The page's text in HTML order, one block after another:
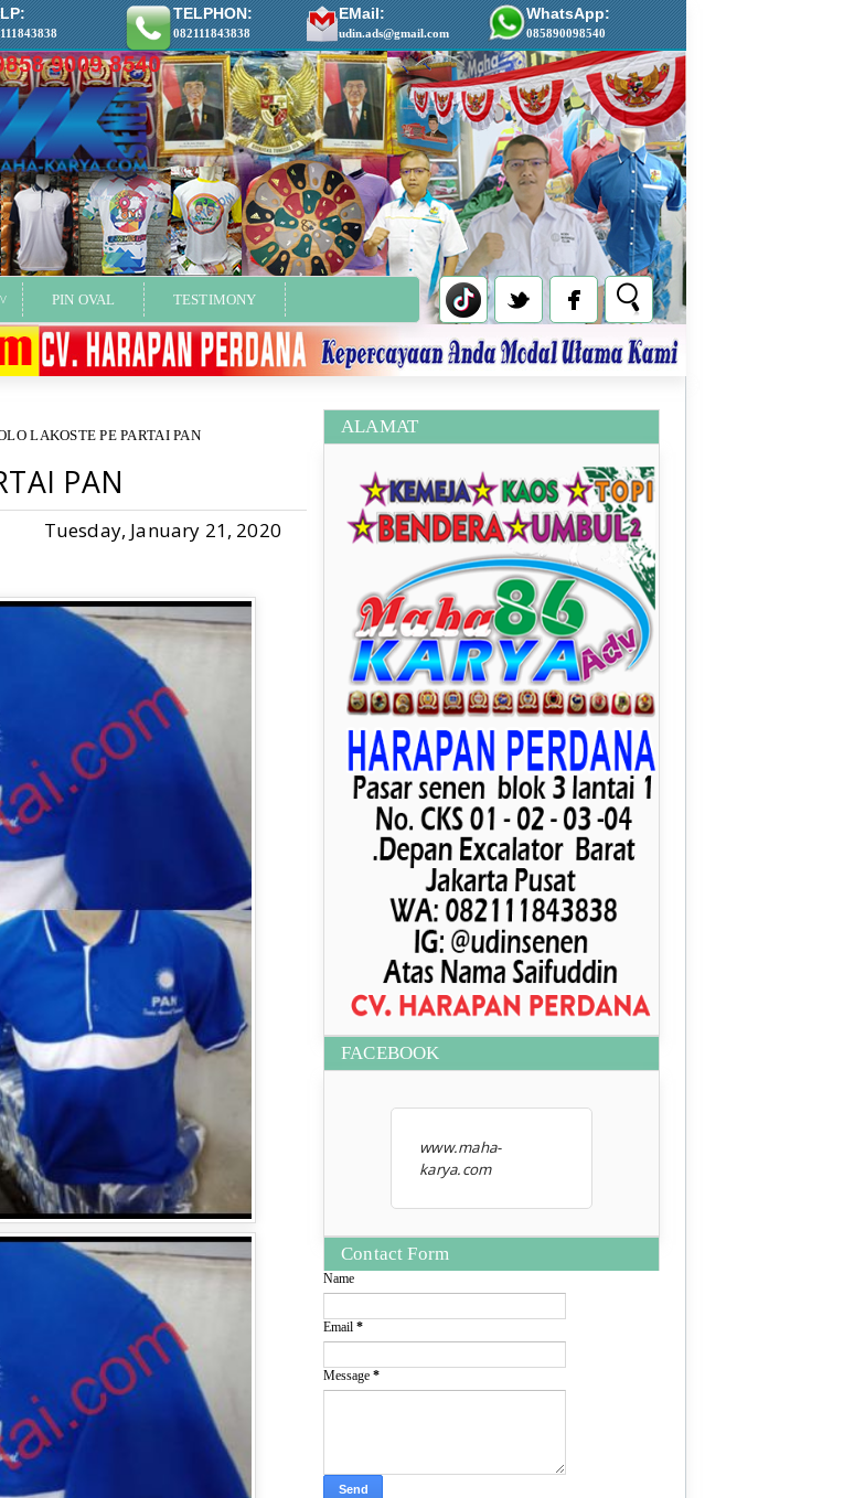
PIN OVAL TESTIMONY
TELPHON:
082111843838
EMail:
udin.ads@gmail.com
WhatsApp:
085890098540
LAKOSTE PE PARTAI PAN
PAN
Tuesday, January 21, 2020
ALAMAT
FACEBOOK
www.maha-
karya.com
Contact Form
Name
Email *
Message *